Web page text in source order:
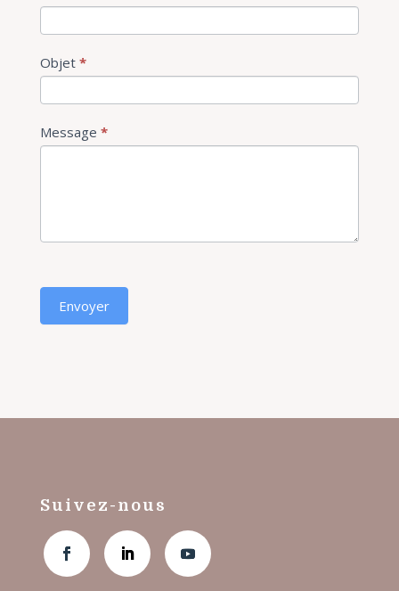
Objet *
Message *
Envoyer
Suivez-nous